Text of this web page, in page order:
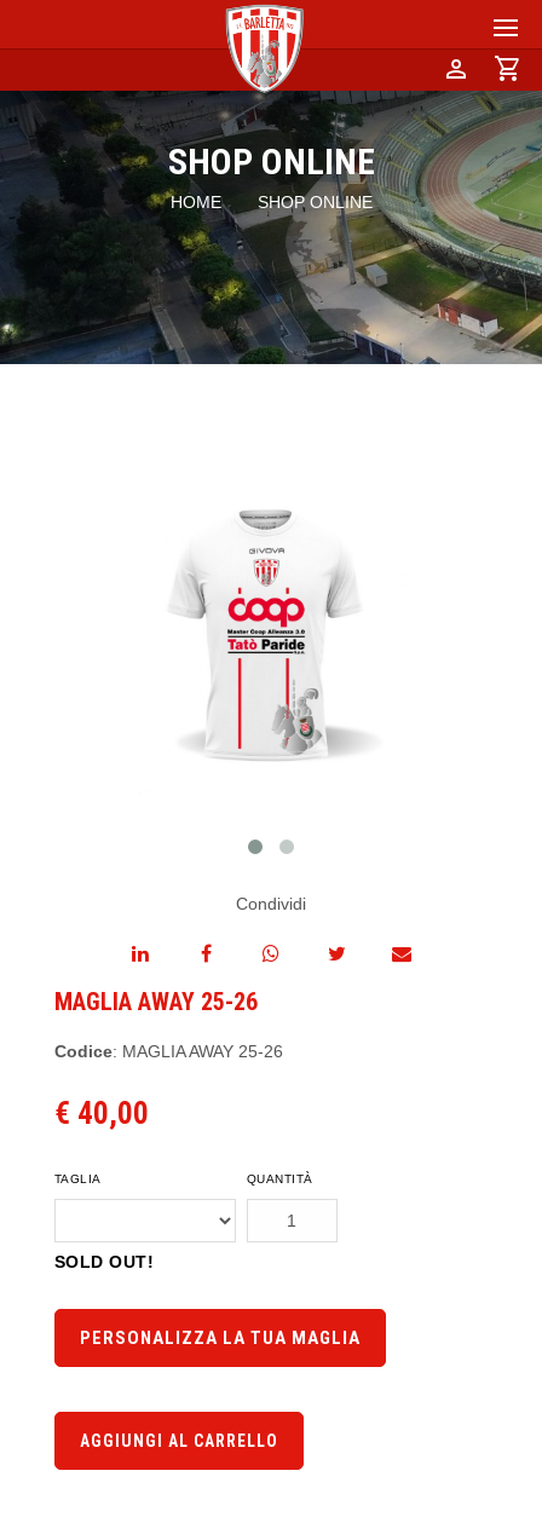
person shopping_cart
SHOP ONLINE
HOME SHOP ONLINE
Condividi
MAGLIA AWAY 25-26
Codice: MAGLIA AWAY 25-26
€ 40,00
TAGLIA QUANTITÀ
SOLD OUT!
PERSONALIZZA LA TUA MAGLIA
AGGIUNGI AL CARRELLO